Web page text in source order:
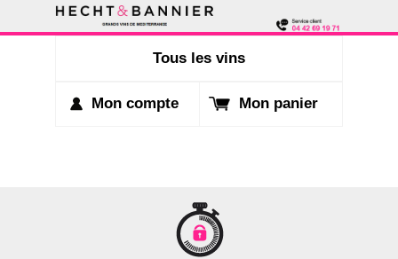
Tous les vins
Mon compte Mon panier